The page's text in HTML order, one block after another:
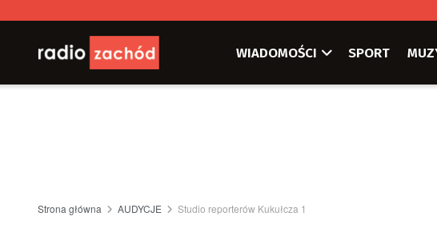
WIADOMOŚCI SPORT
Strona główna AUDYCJE Studio reporterów Kukułcza 1